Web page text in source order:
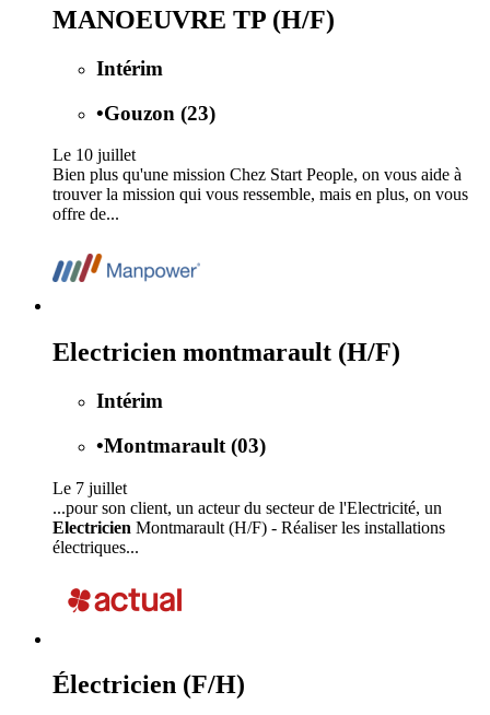
MANOEUVRE TP (H/F)
Intérim
•Gouzon (23)
Le 10 juillet
Bien plus qu'une mission Chez Start People, on vous aide à
trouver la mission qui vous ressemble, mais en plus, on vous
offre de...
Electricien montmarault (H/F)
Intérim
•Montmarault (03)
Le 7 juillet
...pour son client, un acteur du secteur de l'Electricité, un
Electricien Montmarault (H/F) - Réaliser les installations
électriques...
Électricien (F/H)